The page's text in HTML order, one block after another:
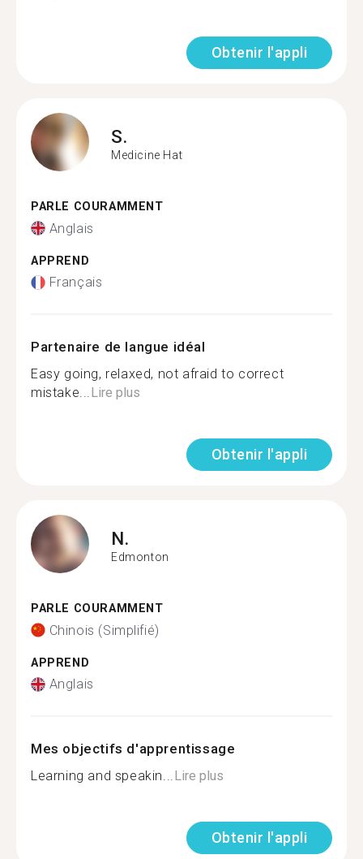
Obtenir l'appli
S.
Medicine Hat
PARLE COURAMMENT
Anglais
APPREND
Français
Partenaire de langue idéal
Easy going, relaxed, not afraid to correct
mistake...Lire plus
Obtenir l'appli
N.
Edmonton
PARLE COURAMMENT
Chinois (Simplifié)
APPREND
Anglais
Mes objectifs d'apprentissage
Learning and speakin...Lire plus
Obtenir l'appli